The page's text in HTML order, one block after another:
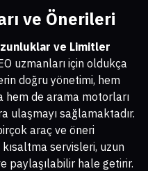
ve Önerileri
ve Limitler
uzmanları için oldukça
doğru yönetimi, hem
hem de arama motorları
ulaşmayı sağlamaktadır.
araç ve öneri
servisleri, uzun
paylaşılabilir hale getirir.